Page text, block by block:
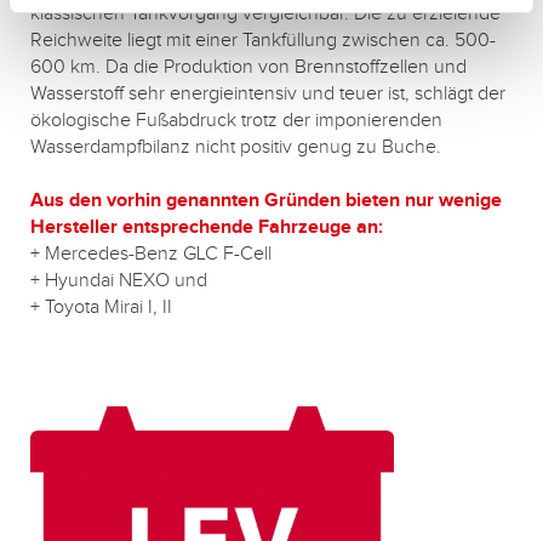
klassischen Tankvorgang vergleichbar. Die zu erzielende
Reichweite liegt mit einer Tankfüllung zwischen ca. 500-
600 km. Da die Produktion von Brennstoffzellen und
Wasserstoff sehr energieintensiv und teuer ist, schlägt der
ökologische Fußabdruck trotz der imponierenden
Wasserdampfbilanz nicht positiv genug zu Buche.
Aus den vorhin genannten Gründen bieten nur wenige
Hersteller entsprechende Fahrzeuge an:
+ Mercedes-Benz GLC F-Cell
+ Hyundai NEXO und
+ Toyota Mirai I, II